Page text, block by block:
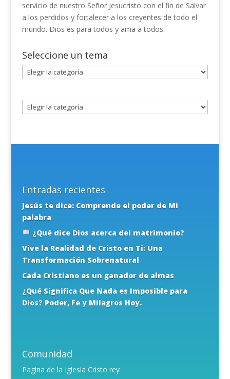
servicio de nuestro Señor Jesucristo con el fin de Salvar
a los perdidos y fortalecer a los creyentes de todo el
mundo. Dios es para todos y ama a todos.
Seleccione un tema
Seleccione
un
Entradas recientes
Jesús te dice: Comprende el poder de Mi
palabra
¿Qué dice Dios acerca del matrimonio?
Vive la Realidad de Cristo en Ti: Una
Transformación Sobrenatural
Cada Cristiano es un ganador de almas
¿Qué Significa Que Nada es Imposible para
Dios? Poder, Fe y Milagros Hoy.
Comunidad
Pagina de la Iglesia Cristo rey